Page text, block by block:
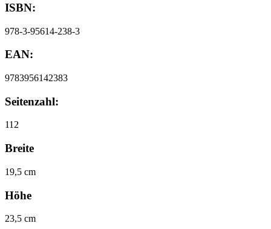
ISBN:
978-3-95614-238-3
EAN:
9783956142383
Seitenzahl:
112
Breite
19,5 cm
Höhe
23,5 cm